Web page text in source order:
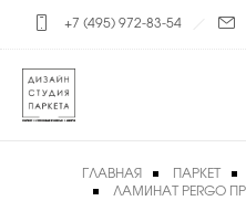
+7 (495) 972-83-54
ГЛАВНАЯ ПАРКЕТ
ЛАМИНАТ PERGO